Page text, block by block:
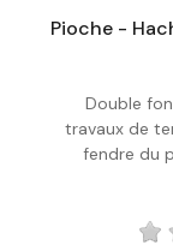
Pioche -
Double
travaux de
fendre du